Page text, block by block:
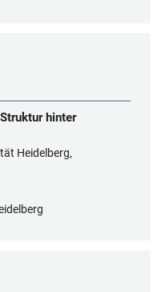
hinter
Heidelberg,